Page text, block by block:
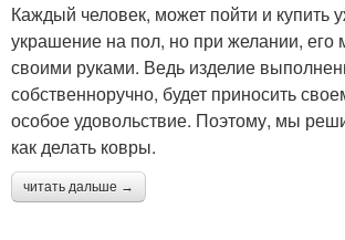
Каждый человек, может пойти и купить
украшение на пол, но при желании, его
своими руками. Ведь изделие
собственноручно, будет приносить
особое удовольствие. Поэтому, мы
как делать ковры.
читать дальше →